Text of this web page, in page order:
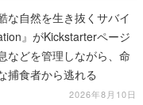
な自然を生き抜くサバイ
』がKickstarterページ
などを管理しながら、命
捕食者から逃れる
2026年8月10日